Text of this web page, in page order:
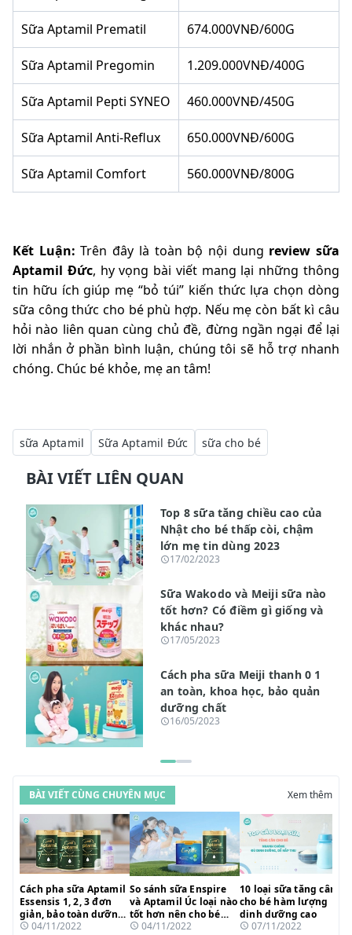
Sữa Aptamil Prematil 674.000VNĐ/600G
Sữa Aptamil Pregomin 1.209.000VNĐ/400G
Sữa Aptamil Pepti SYNEO 460.000VNĐ/450G
Sữa Aptamil Anti-Reflux 650.000VNĐ/600G
Sữa Aptamil Comfort 560.000VNĐ/800G
Kết Luận:Trên đây là toàn bộ nội dung review sữa
Aptamil Đức, hy vọng bài viết mang lại những thông
tin hữu ích giúp mẹ “bỏ túi” kiến thức lựa chọn dòng
sữa công thức cho bé phù hợp. Nếu mẹ còn bất kì câu
hỏi nào liên quan cùng chủ đề, đừng ngần ngại để lại
lời nhắn ở phần bình luận, chúng tôi sẽ hỗ trợ nhanh
chóng. Chúc bé khỏe, mẹ an tâm!
sữa Aptamil Sữa Aptamil Đức sữa cho bé
BÀI VIẾT LIÊN QUAN
Top 8 sữa tăng chiều cao của
Nhật cho bé thấp còi, chậm
lớn mẹ tin dùng 2023
17/02/2023
Sữa Wakodo và Meiji sữa nào
tốt hơn? Có điềm gì giống và
khác nhau?
17/05/2023
Cách pha sữa Meiji thanh 0 1
an toàn, khoa học, bảo quản
dưỡng chất
16/05/2023
BÀI VIẾT CÙNG CHUYÊN MỤC Xem thêm
Cách pha sữa Aptamil
Essensis 1, 2, 3 đơn
giản, bảo toàn dưỡng
chất04/11/2022
So sánh sữa Enspire
và Aptamil Úc loại nào
tốt hơn nên cho bé
uống?
04/11/2022
10 loại sữa tăng cân
cho bé hàm lượng
dinh dưỡng cao
07/11/2022